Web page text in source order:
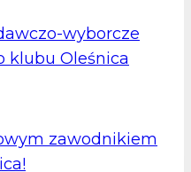
wyborcze
klubu Oleśnica